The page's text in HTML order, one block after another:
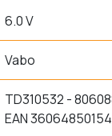
6.0 V
Vabo
TD310532 -
EAN